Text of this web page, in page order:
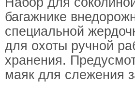
багажнике
специальной
для охоты ручной
хранения.
маяк для слежения